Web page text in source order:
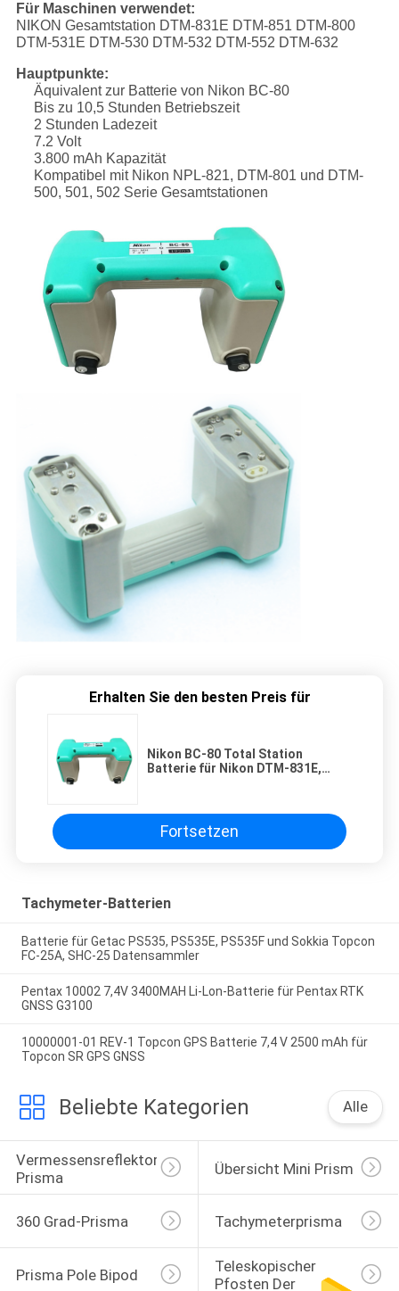
Für Maschinen verwendet:
NIKON Gesamtstation DTM-831E DTM-851 DTM-800
DTM-531E DTM-530 DTM-532 DTM-552 DTM-632
Hauptpunkte:
Äquivalent zur Batterie von Nikon BC-80
Bis zu 10,5 Stunden Betriebszeit
2 Stunden Ladezeit
7.2 Volt
3.800 mAh Kapazität
Kompatibel mit Nikon NPL-821, DTM-801 und DTM-
500, 501, 502 Serie Gesamtstationen
Erhalten Sie den besten Preis für
Nikon BC-80 Total Station
Batterie für Nikon DTM-831E,
Fortsetzen
Tachymeter-Batterien
Batterie für Getac PS535, PS535E, PS535F und Sokkia Topcon
FC-25A, SHC-25 Datensammler
Pentax 10002 7,4V 3400MAH Li-Lon-Batterie für Pentax RTK
GNSS G3100
10000001-01 REV-1 Topcon GPS Batterie 7,4 V 2500 mAh für
Topcon SR GPS GNSS
Beliebte Kategorien Alle
Vermessensreflektor-
Prisma
Übersicht Mini Prism
360 Grad-Prisma Tachymeterprisma
Prisma Pole Bipod
Teleskopischer
Pfosten Der